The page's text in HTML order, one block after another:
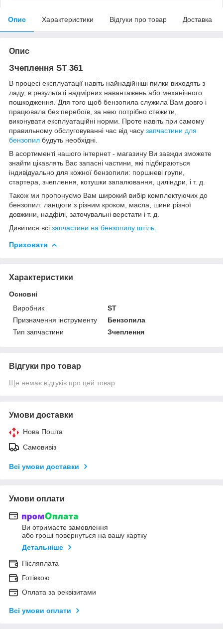
Опис Характеристики Відгуки про товар Доставка
Опис
Зчеплення ST 361
В процесі експлуатації навіть найнадійніші пилки виходять з
ладу, в результаті надмірних навантажень або механічного
пошкодження. Для того щоб бензопила служила Вам довго і
працювала без перебоїв, за нею потрібно стежити,
виконувати експлуатаційні норми. Проте навіть при самому
правильному обслуговуванні час від часу запчастини для
бензопил будуть необхідні.
В асортименті нашого інтернет - магазину Ви завжди зможете
знайти цікавлять Вас запасні частини, які підбираються
індивідуально для кожної бензопили: поршневі групи,
стартера, зчеплення, котушки запалювання, циліндри, і т. д.
Також ми пропонуємо Вам широкий вибір комплектуючих до
бензопил: ланцюги з різним кроком, масла, шини різної
довжини, надфілі, заточувальні верстати і т. д.
Дивитися всі запчастини на бензопилу штіль.
Приховати
Характеристики
Основні
Виробник
ST
Призначення інструменту
Бензопила
Тип запчастини
Зчеплення
Відгуки про товар
Ще немає відгуків про цей товар
Умови доставки
Нова Пошта
Самовивіз
Всі умови доставки
Умови оплати
Ви отримаєте замовлення
або гроші повернуться на вашу картку
Детальніше
Післяплата
Готівкою
Оплата за реквізитами
Всі умови оплати